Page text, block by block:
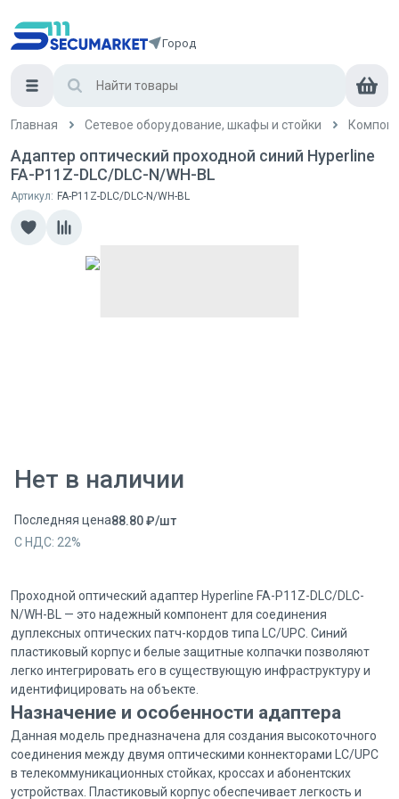
Город
Главная Сетевое оборудование, шкафы и стойки
Адаптер оптический проходной синий Hyperline
FA-P11Z-DLC/DLC-N/WH-BL
Артикул: FA-P11Z-DLC/DLC-N/WH-BL
Нет в наличии
Последняя цена88.80₽/шт
С НДС: 22%
Проходной оптический адаптер Hyperline FA-P11Z-DLC/DLC-
N/WH-BL — это надежный компонент для соединения
дуплексных оптических патч-кордов типа LC/UPC. Синий
пластиковый корпус и белые защитные колпачки позволяют
легко интегрировать его в существующую инфраструктуру и
идентифицировать на объекте.
Назначение и особенности адаптера
Данная модель предназначена для создания высокоточного
соединения между двумя оптическими коннекторами LC/UPC
в телекоммуникационных стойках, кроссах и абонентских
устройствах. Пластиковый корпус обеспечивает легкость и